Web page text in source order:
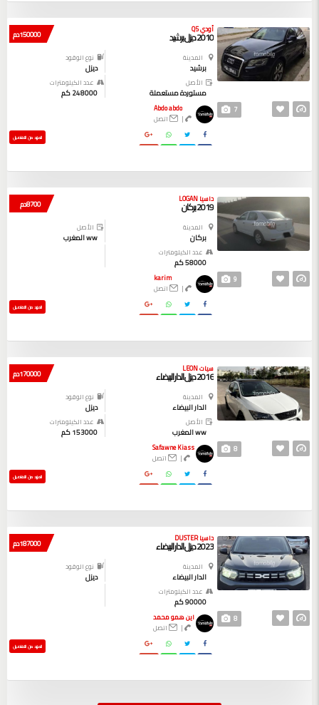
7
150000 دم أودي Q5
2010 ديزل برشيد
المدينة
برشيد
نوع الوقود
ديزل
الأصل
مستوردة مستعملة
عدد الكيلومترات
248000 كم
Abdo abdo
|
اتصل
المزيد من التفاصيل
9
8700 دم داسيا LOGAN
2019 بركان
المدينة
بركان
الأصل
ww المغرب
عدد الكيلومترات
58000 كم
karim
|
اتصل
المزيد من التفاصيل
8
170000 دم سيات LEON
2016 ديزل الدار البيضاء
المدينة
الدار البيضاء
نوع الوقود
ديزل
الأصل
ww المغرب
عدد الكيلومترات
153000 كم
Safawne Kiass
|
اتصل
المزيد من التفاصيل
8
187000 دم داسيا DUSTER
2023 ديزل الدار البيضاء
المدينة
الدار البيضاء
نوع الوقود
ديزل
عدد الكيلومترات
90000 كم
اين همو محمد
|
اتصل
المزيد من التفاصيل